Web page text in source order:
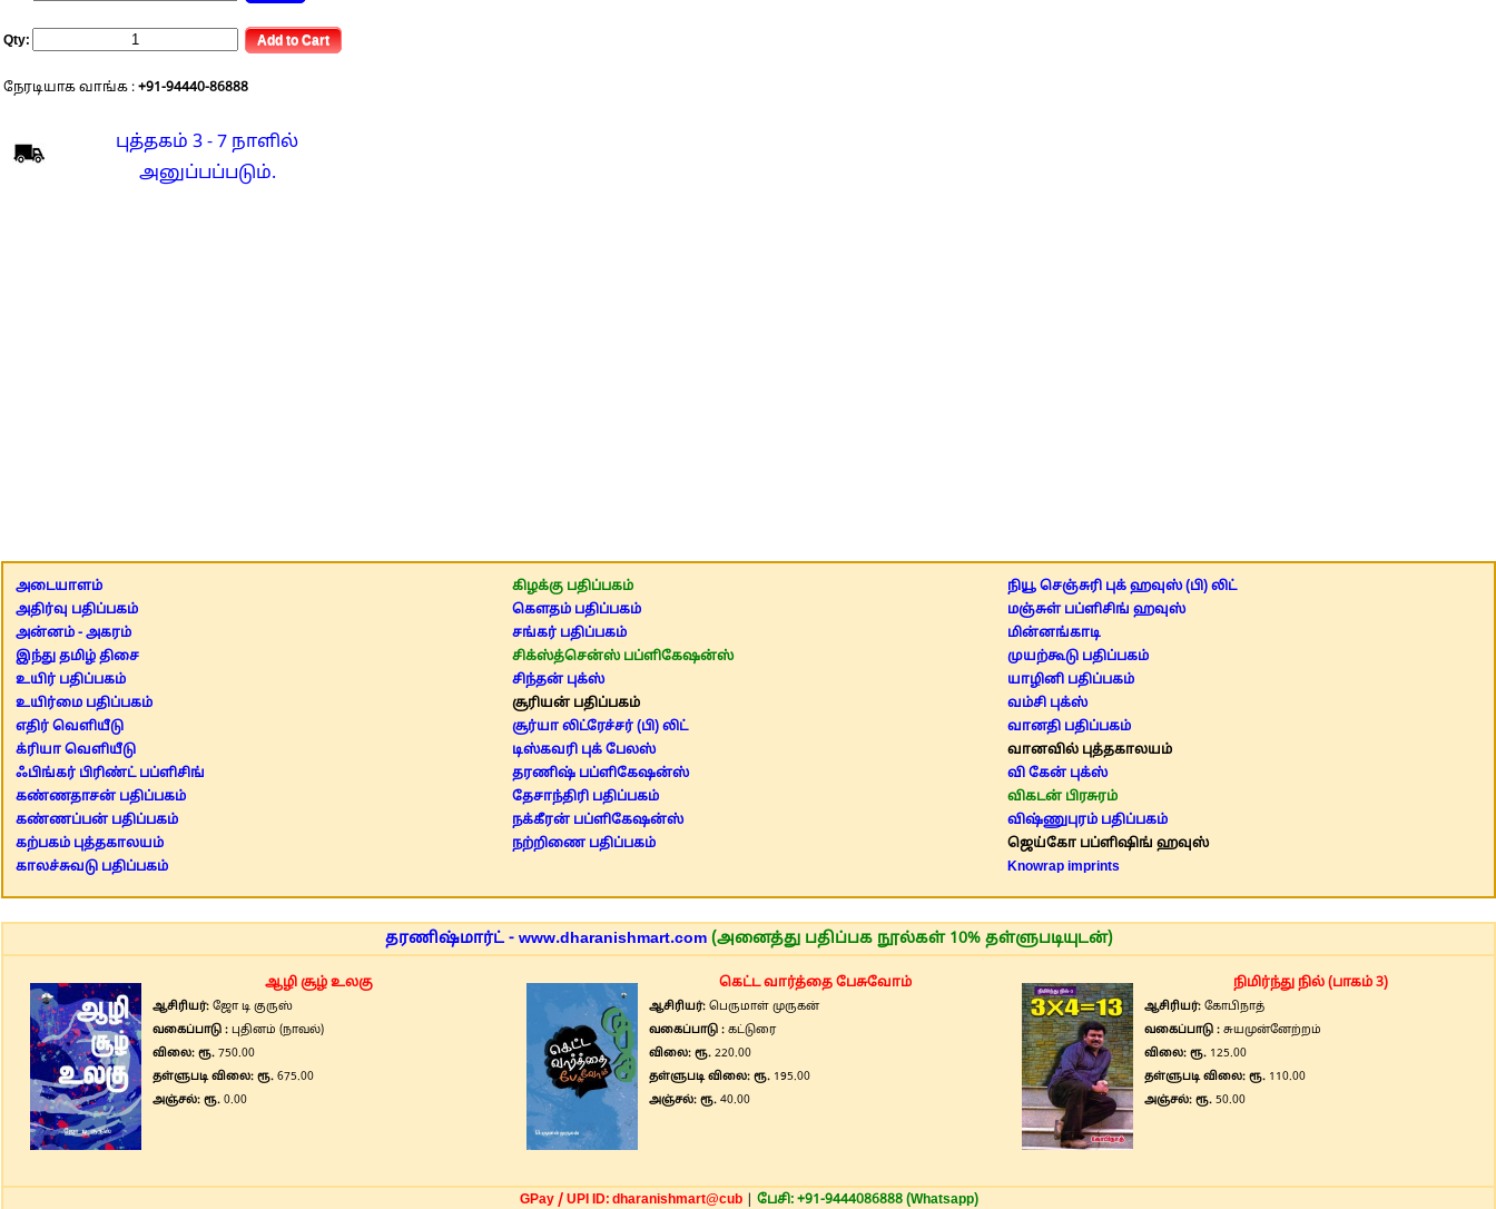
Qty:
நேரடியாக வாங்க : +91-94440-86888
புத்தகம் 3 - 7 நாளில்
அனுப்பப்படும்.
அடையாளம்
அதிர்வு பதிப்பகம்
அன்னம் - அகரம்
இந்து தமிழ் திசை
உயிர் பதிப்பகம்
உயிர்மை பதிப்பகம்
எதிர் வெளியீடு
க்ரியா வெளியீடு
ஃபிங்கர் பிரிண்ட் பப்ளிசிங்
கண்ணதாசன் பதிப்பகம்
கண்ணப்பன் பதிப்பகம்
கற்பகம் புத்தகாலயம்
காலச்சுவடு பதிப்பகம்
கிழக்கு பதிப்பகம்
கௌதம் பதிப்பகம்
சங்கர் பதிப்பகம்
சிக்ஸ்த்சென்ஸ் பப்ளிகேஷன்ஸ்
சிந்தன் புக்ஸ்
சூரியன் பதிப்பகம்
சூர்யா லிட்ரேச்சர் (பி) லிட்
டிஸ்கவரி புக் பேலஸ்
தரணிஷ் பப்ளிகேஷன்ஸ்
தேசாந்திரி பதிப்பகம்
நக்கீரன் பப்ளிகேஷன்ஸ்
நற்றிணை பதிப்பகம்
நியூ செஞ்சுரி புக் ஹவுஸ் (பி) லிட்
மஞ்சுள் பப்ளிசிங் ஹவுஸ்
மின்னங்காடி
முயற்கூடு பதிப்பகம்
யாழினி பதிப்பகம்
வம்சி புக்ஸ்
வானதி பதிப்பகம்
வானவில் புத்தகாலயம்
வி கேன் புக்ஸ்
விகடன் பிரசுரம்
விஷ்ணுபுரம் பதிப்பகம்
ஜெய்கோ பப்ளிஷிங் ஹவுஸ்
Knowrap imprints
தரணிஷ்மார்ட் - www.dharanishmart.com (அனைத்து பதிப்பக நூல்கள் 10% தள்ளுபடியுடன்)
ஆழி சூழ் உலகு
ஆசிரியர்: ஜோ டி குருஸ்
வகைப்பாடு : புதினம் (நாவல்)
விலை: ரூ. 750.00
தள்ளுபடி விலை: ரூ. 675.00
அஞ்சல்: ரூ. 0.00
கெட்ட வார்த்தை பேசுவோம்
ஆசிரியர்:பெருமாள் முருகன்
வகைப்பாடு :கட்டுரை
விலை: ரூ. 220.00
தள்ளுபடி விலை: ரூ. 195.00
அஞ்சல்: ரூ. 40.00
நிமிர்ந்து நில் (பாகம் 3)
ஆசிரியர்: கோபிநாத்
வகைப்பாடு : சுயமுன்னேற்றம்
விலை: ரூ. 125.00
தள்ளுபடி விலை: ரூ. 110.00
அஞ்சல்: ரூ.50.00
GPay / UPI ID: dharanishmart@cub| பேசி: +91-9444086888 (Whatsapp)